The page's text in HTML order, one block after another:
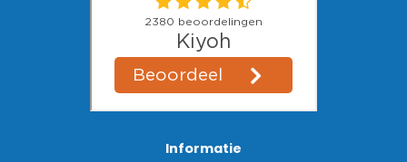
Informatie